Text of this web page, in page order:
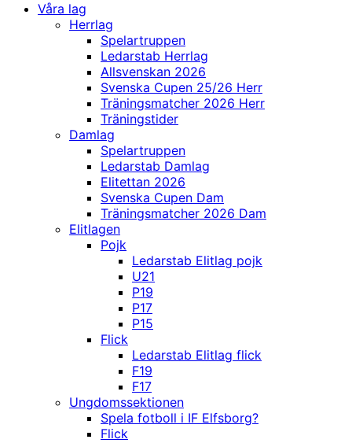
Våra lag
Herrlag
Spelartruppen
Ledarstab Herrlag
Allsvenskan 2026
Svenska Cupen 25/26 Herr
Träningsmatcher 2026 Herr
Träningstider
Damlag
Spelartruppen
Ledarstab Damlag
Elitettan 2026
Svenska Cupen Dam
Träningsmatcher 2026 Dam
Elitlagen
Pojk
Ledarstab Elitlag pojk
U21
P19
P17
P15
Flick
Ledarstab Elitlag flick
F19
F17
Ungdomssektionen
Spela fotboll i IF Elfsborg?
Flick